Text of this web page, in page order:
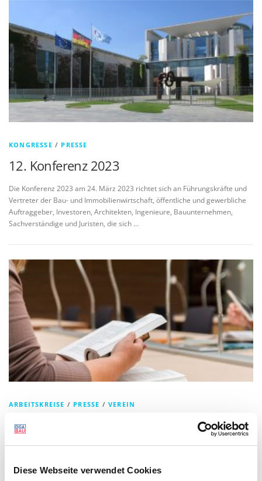
Diese Webseite verwendet Cookies
KONGRESSE / PRESSE
12. Konferenz 2023
Die Konferenz 2023 am 24. März 2023 richtet sich an Führungskräfte und
Vertreter der Bau- und Immobilienwirtschaft, öffentliche und gewerbliche
Auftraggeber, Investoren, Architekten, Ingenieure, Bauunternehmen,
Sachverständige und Juristen, die sich …
ARBEITSKREISE / PRESSE /VEREIN
AK 6 – Konfliktmanagement und
integrative Baukultur
Wir freuen uns über den großen Teilnehmerkreis, der sich an den LIVE